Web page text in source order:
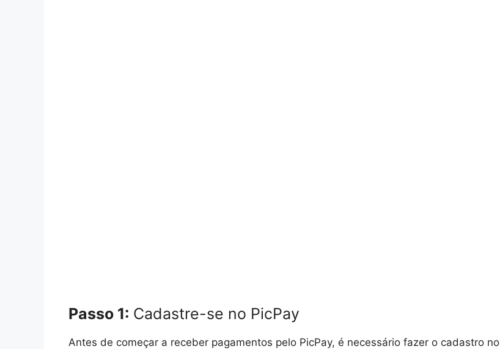
Passo 1: Cadastre-se no PicPay
Antes de começar a receber pagamentos pelo PicPay, é necessário fazer o cadastro no